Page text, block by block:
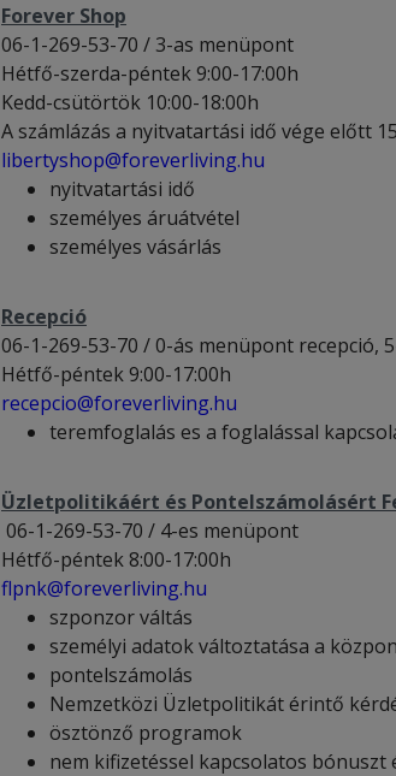
Forever Shop
06-1-269-53-70 / 3-as menüpont
Hétfő-szerda-péntek 9:00-17:00h
Kedd-csütörtök 10:00-18:00h
A számlázás a nyitvatartási idő vége előtt
libertyshop@foreverliving.hu
nyitvatartási idő
személyes áruátvétel
személyes vásárlás
Recepció
06-1-269-53-70 / 0-ás menüpont recepció,
Hétfő-péntek 9:00-17:00h
recepcio@foreverliving.hu
teremfoglalás es a foglalással
Üzletpolitikáért és Pontelszámolásért
06-1-269-53-70 / 4-es menüpont
Hétfő-péntek 8:00-17:00h
flpnk@foreverliving.hu
szponzor váltás
személyi adatok változtatása a
pontelszámolás
Nemzetközi Üzletpolitikát érintő
ösztönző programok
nem kifizetéssel kapcsolatos